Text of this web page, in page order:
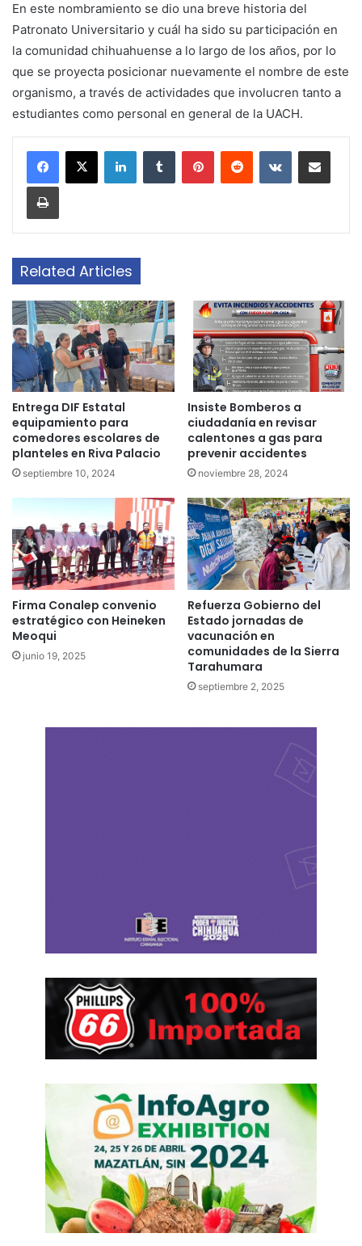
En este nombramiento se dio una breve historia del
Patronato Universitario y cuál ha sido su participación en
la comunidad chihuahuense a lo largo de los años, por lo
que se proyecta posicionar nuevamente el nombre de este
organismo, a través de actividades que involucren tanto a
estudiantes como personal en general de la UACH.
LinkedInTumblr PinterestReddit VKontakteShare via Email
Print
Related Articles
Entrega DIF Estatal
equipamiento para
comedores escolares de
planteles en Riva Palacio
septiembre 10, 2024
Insiste Bomberos a
ciudadanía en revisar
calentones a gas para
prevenir accidentes
noviembre 28, 2024
Firma Conalep convenio
estratégico con Heineken
Meoqui
junio 19, 2025
Refuerza Gobierno del
Estado jornadas de
vacunación en
comunidades de la Sierra
Tarahumara
septiembre 2, 2025